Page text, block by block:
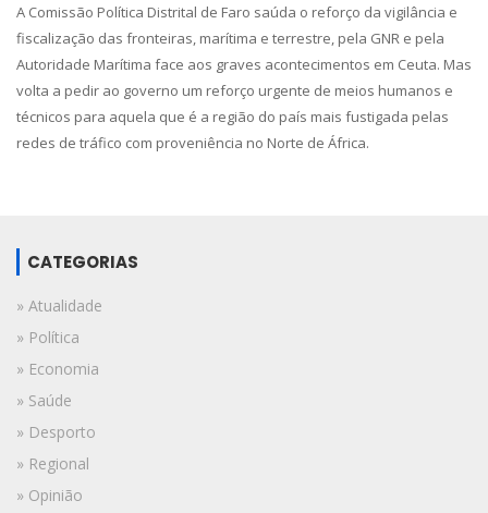
A Comissão Política Distrital de Faro saúda o reforço da vigilância e
fiscalização das fronteiras, marítima e terrestre, pela GNR e pela
Autoridade Marítima face aos graves acontecimentos em Ceuta. Mas
volta a pedir ao governo um reforço urgente de meios humanos e
técnicos para aquela que é a região do país mais fustigada pelas
redes de tráfico com proveniência no Norte de África.
CATEGORIAS
» Atualidade
» Política
» Economia
» Saúde
» Desporto
» Regional
» Opinião